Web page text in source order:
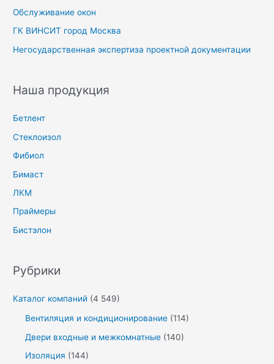
Обслуживание окон
ГК ВИНСИТ город Москва
Негосударственная экспертиза проектной документации
Наша продукция
Бетлент
Стеклоизол
Фибиол
Бимаст
ЛКМ
Праймеры
Бистэлон
Рубрики
Каталог компаний (4 549)
Вентиляция и кондиционирование (114)
Двери входные и межкомнатные (140)
Изоляция (144)